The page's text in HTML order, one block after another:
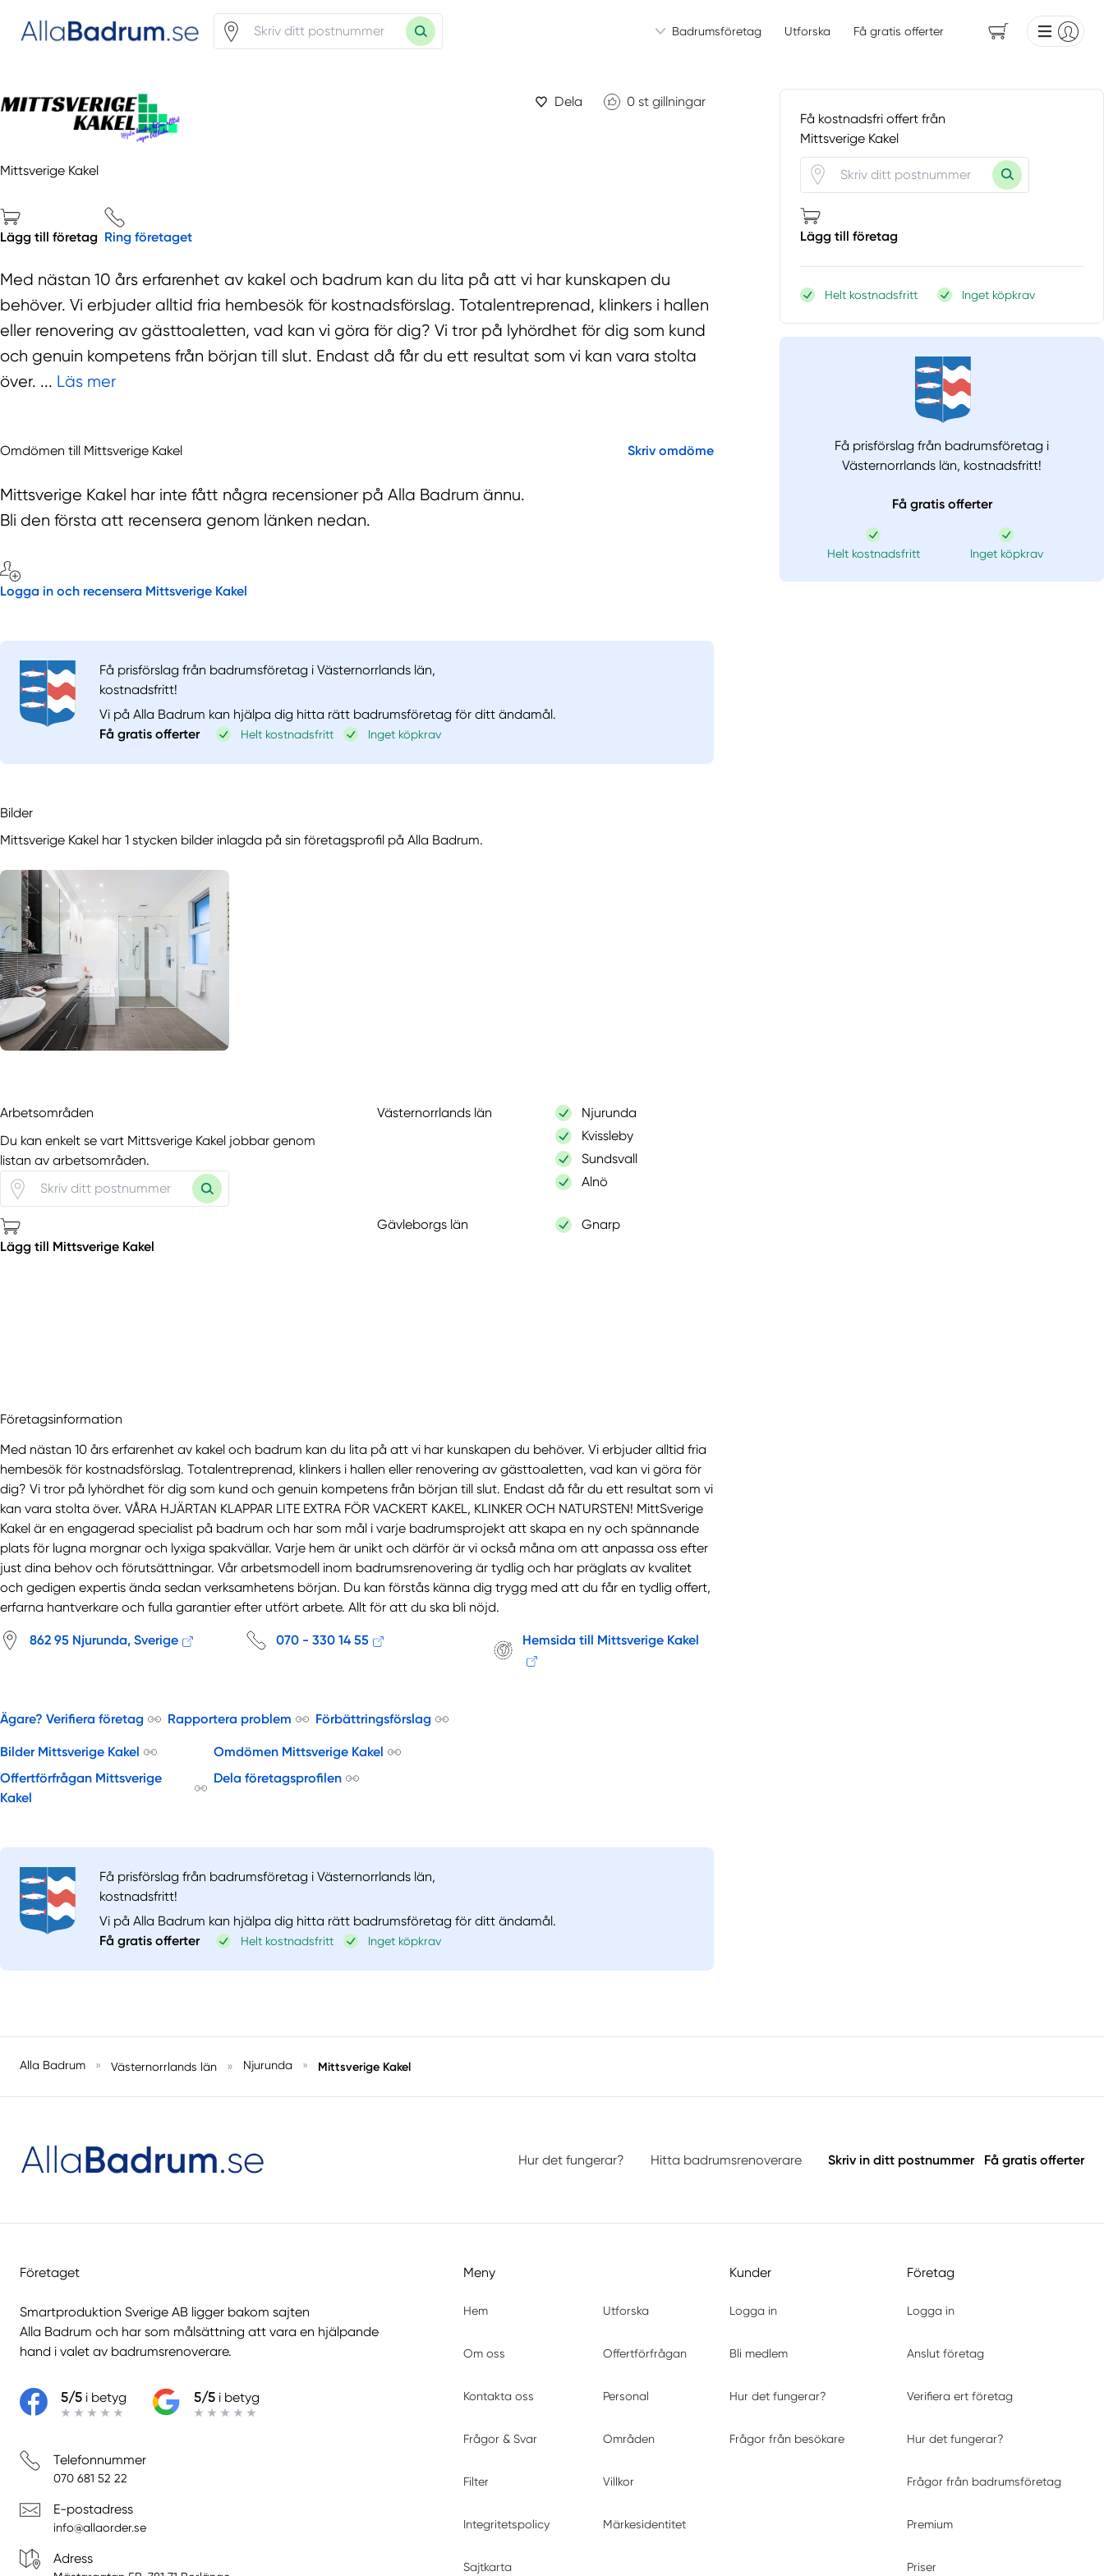
Badrumsföretag Utforska Få gratis offerter
Dela 0 st gillningar
Mittsverige Kakel
Lägg till företag Ring företaget
Med nästan 10 års erfarenhet av kakel och badrum kan du lita på att vi har kunskapen du
behöver. Vi erbjuder alltid fria hembesök för kostnadsförslag. Totalentreprenad, klinkers i hallen
eller renovering av gästtoaletten, vad kan vi göra för dig? Vi tror på lyhördhet för dig som kund
och genuin kompetens från början till slut. Endast då får du ett resultat som vi kan vara stolta
över. ... Läs mer
Omdömen till Mittsverige Kakel Skriv omdöme
Mittsverige Kakel har inte fått några recensioner på Alla Badrum ännu.
Bli den första att recensera genom länken nedan.
Logga in och recensera Mittsverige Kakel
Få prisförslag från badrumsföretag i Västernorrlands län,
kostnadsfritt!
Vi på Alla Badrum kan hjälpa dig hitta rätt badrumsföretag för ditt ändamål.
Få gratis offerter
Helt kostnadsfritt Inget köpkrav
Bilder
Mittsverige Kakel har 1 stycken bilder inlagda på sin företagsprofil på Alla Badrum.
Arbetsområden
Du kan enkelt se vart Mittsverige Kakel jobbar genom
listan av arbetsområden.
Lägg till Mittsverige Kakel
Västernorrlands län
Njurunda
Kvissleby
Sundsvall
Alnö
Gävleborgs län Gnarp
Företagsinformation
Med nästan 10 års erfarenhet av kakel och badrum kan du lita på att vi har kunskapen du behöver. Vi erbjuder alltid fria
hembesök för kostnadsförslag. Totalentreprenad, klinkers i hallen eller renovering av gästtoaletten, vad kan vi göra för
dig? Vi tror på lyhördhet för dig som kund och genuin kompetens från början till slut. Endast då får du ett resultat som vi
kan vara stolta över. VÅRA HJÄRTAN KLAPPAR LITE EXTRA FÖR VACKERT KAKEL, KLINKER OCH NATURSTEN! MittSverige
Kakel är en engagerad specialist på badrum och har som mål i varje badrumsprojekt att skapa en ny och spännande
plats för lugna morgnar och lyxiga spakvällar. Varje hem är unikt och därför är vi också måna om att anpassa oss efter
just dina behov och förutsättningar. Vår arbetsmodell inom badrumsrenovering är tydlig och har präglats av kvalitet
och gedigen expertis ända sedan verksamhetens början. Du kan förstås känna dig trygg med att du får en tydlig offert,
erfarna hantverkare och fulla garantier efter utfört arbete. Allt för att du ska bli nöjd.
862 95 Njurunda, Sverige 070 - 330 14 55 Hemsida till Mittsverige Kakel
Ägare? Verifiera företag Rapportera problem Förbättringsförslag
Bilder Mittsverige Kakel
Omdömen Mittsverige Kakel
Offertförfrågan Mittsverige
Kakel
Dela företagsprofilen
Få prisförslag från badrumsföretag i Västernorrlands län,
kostnadsfritt!
Vi på Alla Badrum kan hjälpa dig hitta rätt badrumsföretag för ditt ändamål.
Få gratis offerter
Helt kostnadsfritt Inget köpkrav
Få kostnadsfri offert från
Mittsverige Kakel
Lägg till företag
Helt kostnadsfritt Inget köpkrav
Få prisförslag från badrumsföretag i
Västernorrlands län, kostnadsfritt!
Få gratis offerter
Helt kostnadsfritt Inget köpkrav
Alla Badrum » Västernorrlands län » Njurunda » Mittsverige Kakel
Hur det fungerar? Hitta badrumsrenoverare Skriv in ditt postnummer Få gratis offerter
Företaget
Smartproduktion Sverige AB ligger bakom sajten
Alla Badrum och har som målsättning att vara en hjälpande
hand i valet av badrumsrenoverare.
5/5 i betyg 5/5 i betyg
Telefonnummer
070 681 52 22
E-postadress
info@allaorder.se
Adress
Meny
Hem Utforska
Om oss Offertförfrågan
Kontakta oss Personal
Frågor & Svar Områden
Filter Villkor
Integritetspolicy Märkesidentitet
Sajtkarta
Kunder
Logga in
Bli medlem
Hur det fungerar?
Frågor från besökare
Företag
Logga in
Anslut företag
Verifiera ert företag
Hur det fungerar?
Frågor från badrumsföretag
Premium
Priser